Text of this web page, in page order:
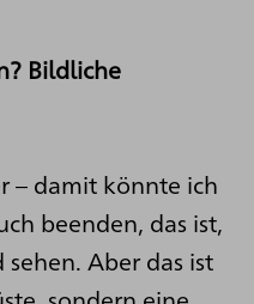
Bildliche
– damit könnte ich
beenden, das ist,
Aber das ist